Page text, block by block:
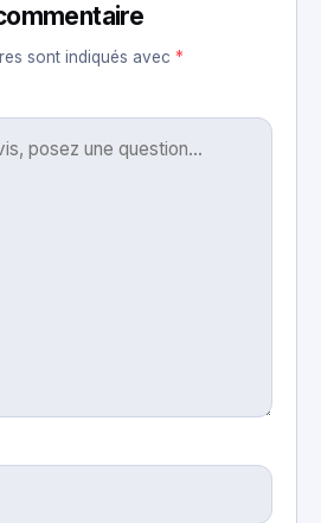
sont indiqués avec *